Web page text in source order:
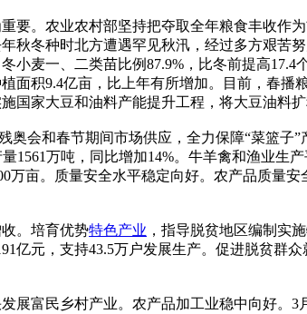
要。农业农村部坚持把夺取全年粮食丰收作
冬种时北方遭遇罕见秋汛，经过多方艰苦
麦一、二类苗比例87.9%，比冬前提高
积9.4亿亩，比上年有所增加。目前，春播
家大豆和油料产能提升工程，将大豆油料扩
会和春节期间市场供应，全力保障“菜篮子
1561万吨，同比增加14%。牛羊禽和渔业生
亩。质量安全水平稳定向好。农产品质量
。培育优势特色产业 ，指导脱贫地区编制实
亿元，支持43.5万户发展生产。促进脱贫群
展富民乡村产业。农产品加工业稳中向好。3